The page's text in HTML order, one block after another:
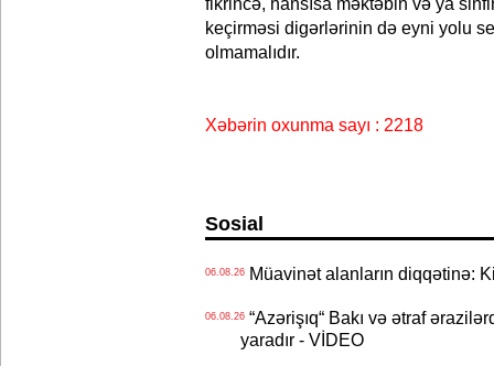
keçirməsi digərlərinin də eyni yolu
olmamalıdır.
Xəbərin oxunma sayı : 2218
Sosial
06.08.26Müavinət alanların diqqətinə:
06.08.26“Azərişıq“ Bakı və ətraf
yaradır - VİDEO